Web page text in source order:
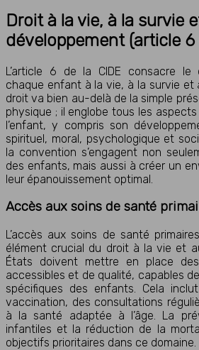
Droit à la vie, à la survie
développement (article 6
L’article 6 de la CIDE consacre
chaque enfant à la vie, à la survie et
droit va bien au-delà de la simple
physique ; il englobe tous les
l’enfant, y compris son
spirituel, moral, psychologique et
la convention s’engagent non
des enfants, mais aussi à créer un
leur épanouissement optimal.
Accès aux soins de santé
L’accès aux soins de santé
élément crucial du droit à la vie et
États doivent mettre en place
accessibles et de qualité, capables
spécifiques des enfants. Cela
vaccination, des consultations
à la santé adaptée à l’âge. La
infantiles et la réduction de la
objectifs prioritaires dans ce domaine.